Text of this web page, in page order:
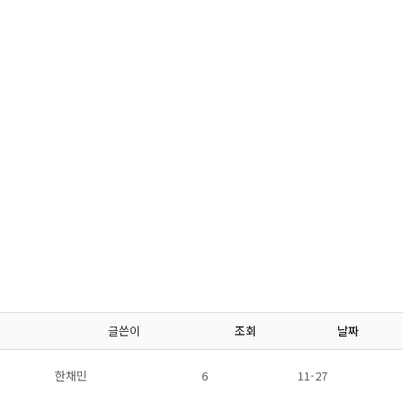
글쓴이 조회 날짜
한채민 6 11-27